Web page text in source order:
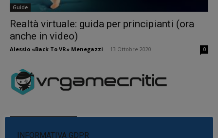
Guide
Realtà virtuale: guida per principianti (ora
anche in video)
Alessio «Back To VR» Menegazzi 13 Ottobre 2020 0
INFORMATIVA GDPR